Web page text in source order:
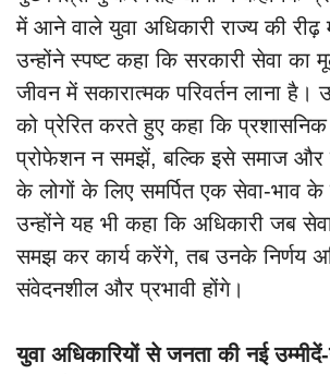
में आने वाले युवा अधिकारी राज्य की रीढ़
उन्होंने स्पष्ट कहा कि सरकारी सेवा का
जीवन में सकारात्मक परिवर्तन लाना है।
को प्रेरित करते हुए कहा कि
प्रोफेशन न समझें, बल्कि इसे समाज और
के लोगों के लिए समर्पित एक सेवा-भाव
उन्होंने यह भी कहा कि अधिकारी जब
समझ कर कार्य करेंगे, तब उनके निर्णय
संवेदनशील और प्रभावी होंगे।
युवा अधिकारियों से जनता की नई